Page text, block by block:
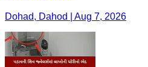
Dohad, Dahod | Aug 7, 2026